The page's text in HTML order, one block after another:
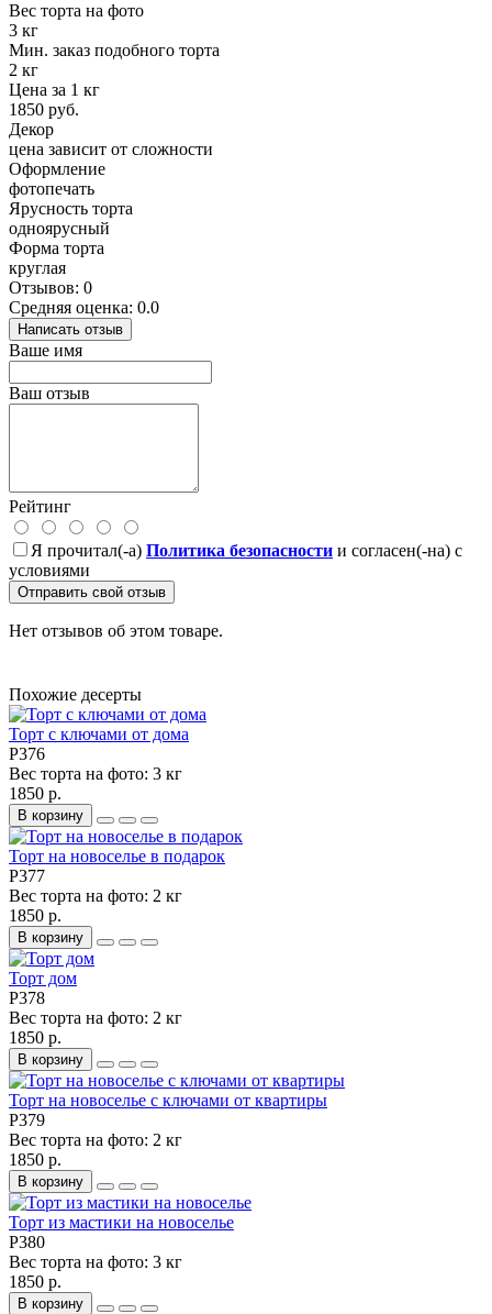
Вес торта на фото
3 кг
Мин. заказ подобного торта
2 кг
Цена за 1 кг
1850 руб.
Декор
цена зависит от сложности
Оформление
фотопечать
Ярусность торта
одноярусный
Форма торта
круглая
Отзывов: 0
Средняя оценка: 0.0
Написать отзыв
Ваше имя
Ваш отзыв
Рейтинг
Я прочитал(-а) Политика безопасности и согласен(-на) с
условиями
Отправить свой отзыв
Нет отзывов об этом товаре.
Похожие десерты
Торт с ключами от дома
P376
Вес торта на фото: 3 кг
1850 р.
В корзину
Торт на новоселье в подарок
P377
Вес торта на фото: 2 кг
1850 р.
В корзину
Торт дом
P378
Вес торта на фото: 2 кг
1850 р.
В корзину
Торт на новоселье с ключами от квартиры
P379
Вес торта на фото: 2 кг
1850 р.
В корзину
Торт из мастики на новоселье
P380
Вес торта на фото: 3 кг
1850 р.
В корзину